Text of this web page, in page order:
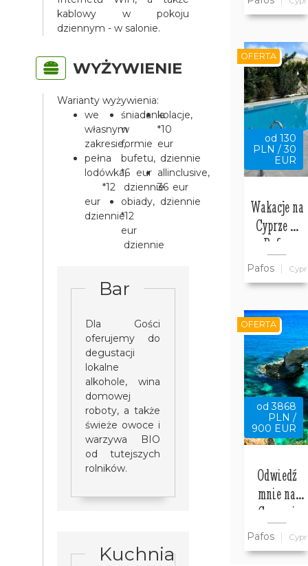
kablowy w pokoju
dziennym - w salonie.
WYŻYWIENIE
Warianty wyżywienia:
we
własnym
zakresie,
pełna
lodówka,
*12
eur
dziennie
śniadania
w
formie
bufetu,
*6 eur
dziennie
obiady,
*12
eur
dziennie
kolacje,
*10
eur
dziennie
allinclusive,
36 eur
dziennie
Bar
Dla Gości
oferujemy do
degustacji
lokalne
alkohole, wina
domowej
roboty, a także
świeże owoce i
warzywa BIO
od tutejszych
rolników.
Kuchnia
Cypr
od 130
PLN / 30
EUR
Wakacje na
Cyprze w
Pafos
Pafos Cypr
OFERTA
od 3868
PLN /
900 EUR
Odwiedź
mnie na
Cyprze i
zwiedź ze
mną cały
Pafos Cypr
OFERTA